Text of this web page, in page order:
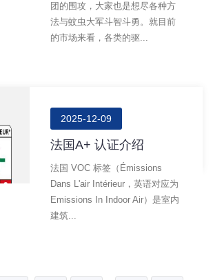
团的围攻，大家也是想尽各种方
法与蚊虫大军斗智斗勇。就目前
的市场来看，各类的驱...
2025-12-09
法国A+ 认证介绍
法国 VOC 标签（émissions
Dans L'air Intérieur，英语对应为
Emissions In Indoor Air）是室内
建筑...